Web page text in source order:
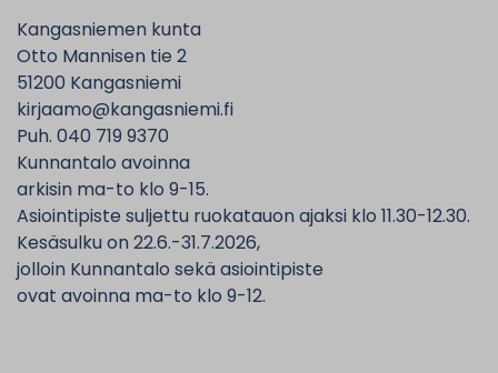
Kangasniemen kunta
Otto Mannisen tie 2
51200 Kangasniemi
kirjaamo@kangasniemi.fi
Puh. 040 719 9370
Kunnantalo avoinna
arkisin ma-to klo 9-15.
Asiointipiste suljettu ruokatauon ajaksi klo 11.30-12.30.
Kesäsulku on 22.6.-31.7.2026,
jolloin Kunnantalo sekä asiointipiste
ovat avoinna ma-to klo 9-12.